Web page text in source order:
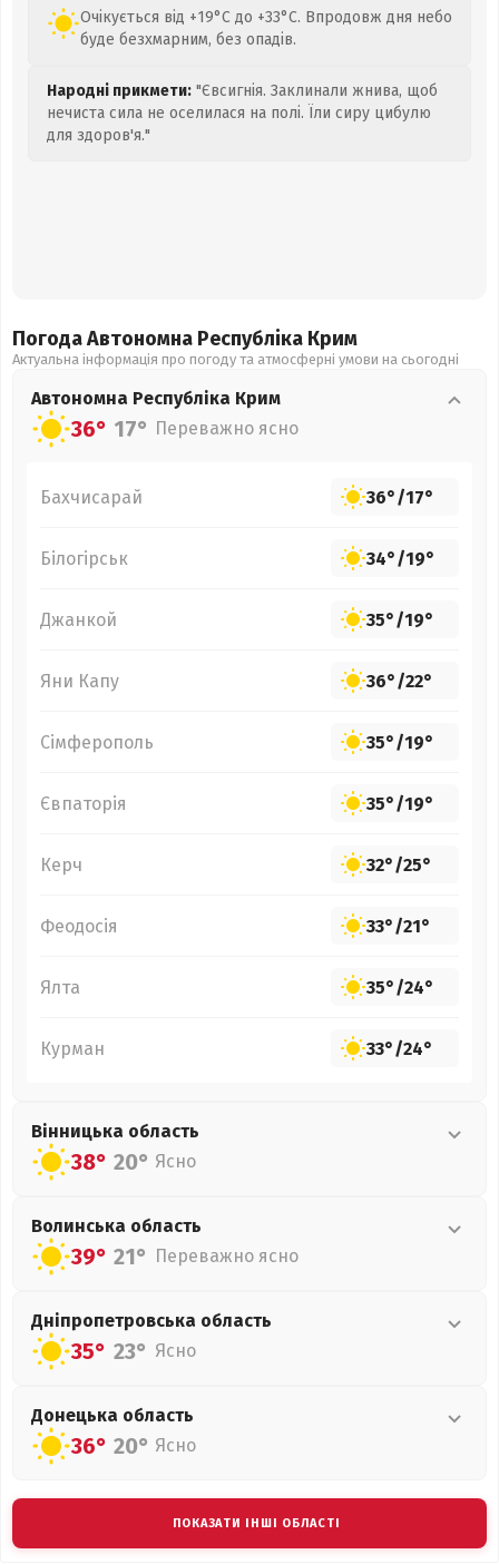
Очікується від +19°C до +33°C. Впродовж дня небо
буде безхмарним, без опадів.
Народні прикмети: "Євсигнія. Заклинали жнива, щоб
нечиста сила не оселилася на полі. Їли сиру цибулю
для здоров'я."
Погода Автономна Республіка Крим
Актуальна інформація про погоду та атмосферні умови на сьогодні
Автономна Республіка Крим
36° 17° Переважно ясно
Бахчисарай 36°/17°
Білогірськ 34°/19°
Джанкой 35°/19°
Яни Капу 36°/22°
Сімферополь 35°/19°
Євпаторія 35°/19°
Керч 32°/25°
Феодосія 33°/21°
Ялта 35°/24°
Курман 33°/24°
Вінницька область
38° 20° Ясно
Волинська область
39° 21° Переважно ясно
Дніпропетровська область
35° 23° Ясно
Донецька область
36° 20° Ясно
ПОКАЗАТИ ІНШІ ОБЛАСТІ